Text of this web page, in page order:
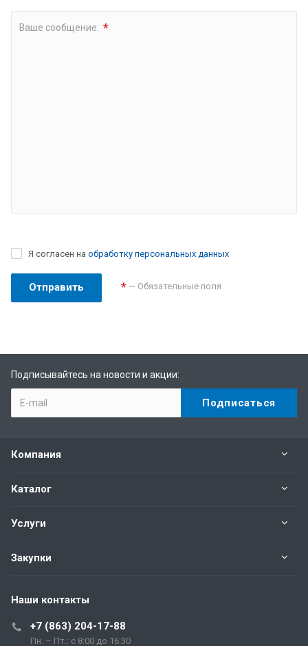
Ваше сообщение: *
Я согласен на обработку персональных данных
* — Обязательные поля
Подписывайтесь на новости и акции:
Компания
Каталог
Услуги
Закупки
Наши контакты
+7 (863) 204-17-88
Пн. – Пт.: с 8:00 до 16:30